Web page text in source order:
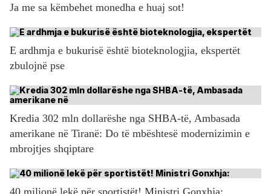
Ja me sa këmbehet monedha e huaj sot!
E ardhmja e bukurisë është bioteknologjia, ekspertët
zbulojnë pse
Kredia 302 mln dollarëshe nga SHBA-të, Ambasada
amerikane në Tiranë: Do të mbështesë modernizimin e
mbrojtjes shqiptare
40 milionë lekë për sportistët! Ministri Gonxhja: